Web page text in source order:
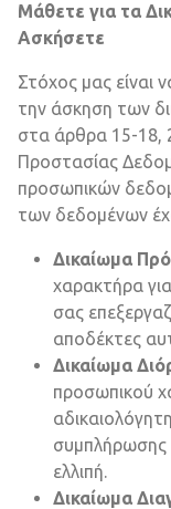
Μάθετε για τα
Ασκήσετε
Στόχος μας είναι
την άσκηση των
στα άρθρα 15-18,
Προστασίας
προσωπικών
των δεδομένων
Δικαίωμα
χαρακτήρα
σας
αποδέκτες
Δικαίωμα
προσωπικού
συμπλήρωσης
ελλιπή.
Δικαίωμα